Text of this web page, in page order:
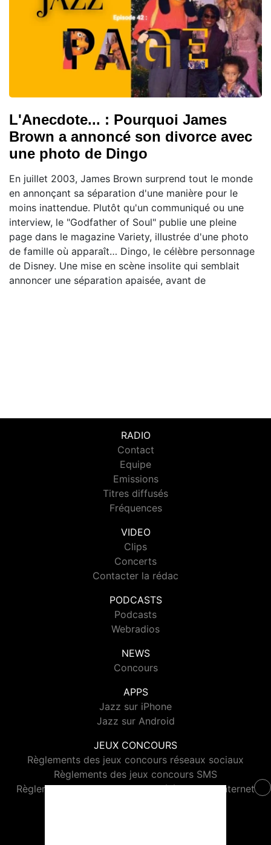
L'Anecdote... : Pourquoi James
Brown a annoncé son divorce avec
une photo de Dingo
En juillet 2003, James Brown surprend tout le monde
en annonçant sa séparation d'une manière pour le
moins inattendue. Plutôt qu'un communiqué ou une
interview, le "Godfather of Soul" publie une pleine
page dans le magazine Variety, illustrée d'une photo
de famille où apparaît… Dingo, le célèbre personnage
de Disney. Une mise en scène insolite qui semblait
annoncer une séparation apaisée, avant de
RADIO
Contact
Equipe
Emissions
Titres diffusés
Fréquences
VIDEO
Clips
Concerts
Contacter la rédac
PODCASTS
Podcasts
Webradios
NEWS
Concours
APPS
Jazz sur iPhone
Jazz sur Android
JEUX CONCOURS
Règlements des jeux concours réseaux sociaux
Règlements des jeux concours SMS
Règlements des jeux concours téléphone et internet